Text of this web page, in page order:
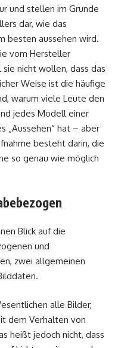
und stellen im Grunde
dar, wie das
besten aussehen wird.
vom Hersteller
nicht wollen, dass das
Weise ist die häufige
warum viele Leute den
jedes Modell einer
„Aussehen“ hat – aber
besteht darin, die
so genau wie möglich
Blick auf die
und
zwei allgemeinen
alle Bilder,
dem Verhalten von
heißt jedoch nicht, dass